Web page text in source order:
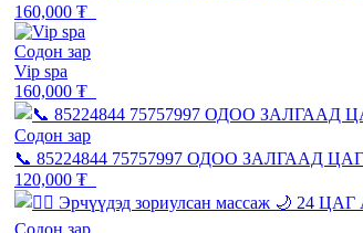
160,000 ₮
Содон зар
Vip spa
160,000 ₮
Содон зар
📞 85224844 75757997 ОДОО ЗАЛГААД
120,000 ₮
Содон зар